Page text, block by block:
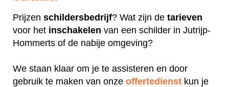
Prijzen schildersbedrijf? Wat zijn de tarieven
voor het inschakelen van een schilder in Jutrijp-
Hommerts of de nabije omgeving?
We staan klaar om je te assisteren en door
gebruik te maken van onze offertedienst kun je